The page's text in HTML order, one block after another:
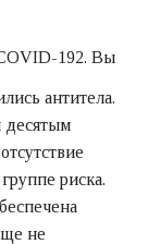
192. Вы
антитела.
десятым
риска.
не